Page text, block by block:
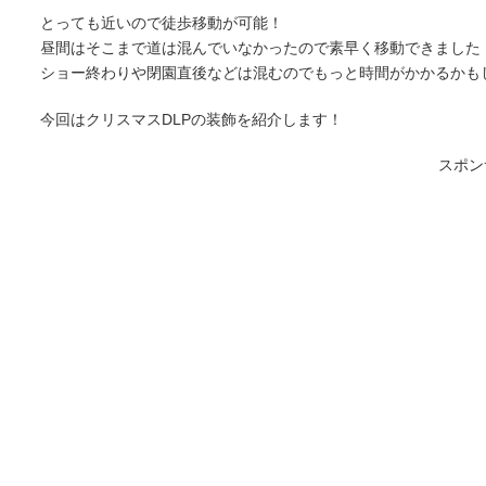
とっても近いので徒歩移動が可能！
昼間はそこまで道は混んでいなかったので素早く移動できました
ショー終わりや閉園直後などは混むのでもっと時間がかかるかも
今回はクリスマスDLPの装飾を紹介します！
スポ